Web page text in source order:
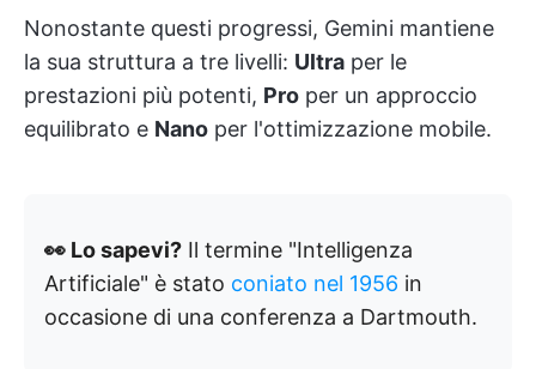
Nonostante questi progressi, Gemini mantiene
la sua struttura a tre livelli: Ultra per le
prestazioni più potenti, Pro per un approccio
equilibrato e Nano per l'ottimizzazione mobile.
👀 Lo sapevi? Il termine "Intelligenza
Artificiale" è stato coniato nel 1956 in
occasione di una conferenza a Dartmouth.